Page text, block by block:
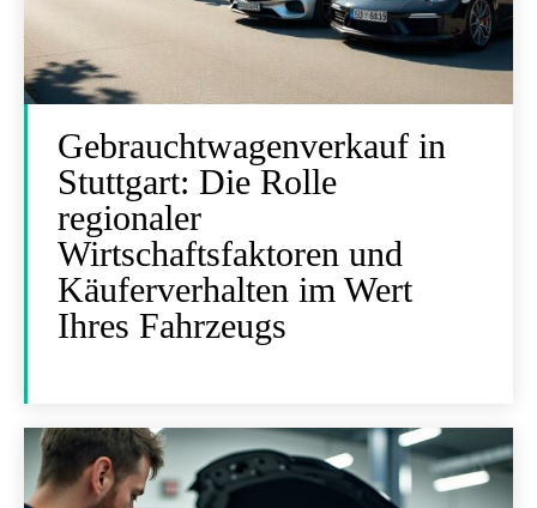
Gebrauchtwagenverkauf in
Stuttgart: Die Rolle
regionaler
Wirtschaftsfaktoren und
Käuferverhalten im Wert
Ihres Fahrzeugs